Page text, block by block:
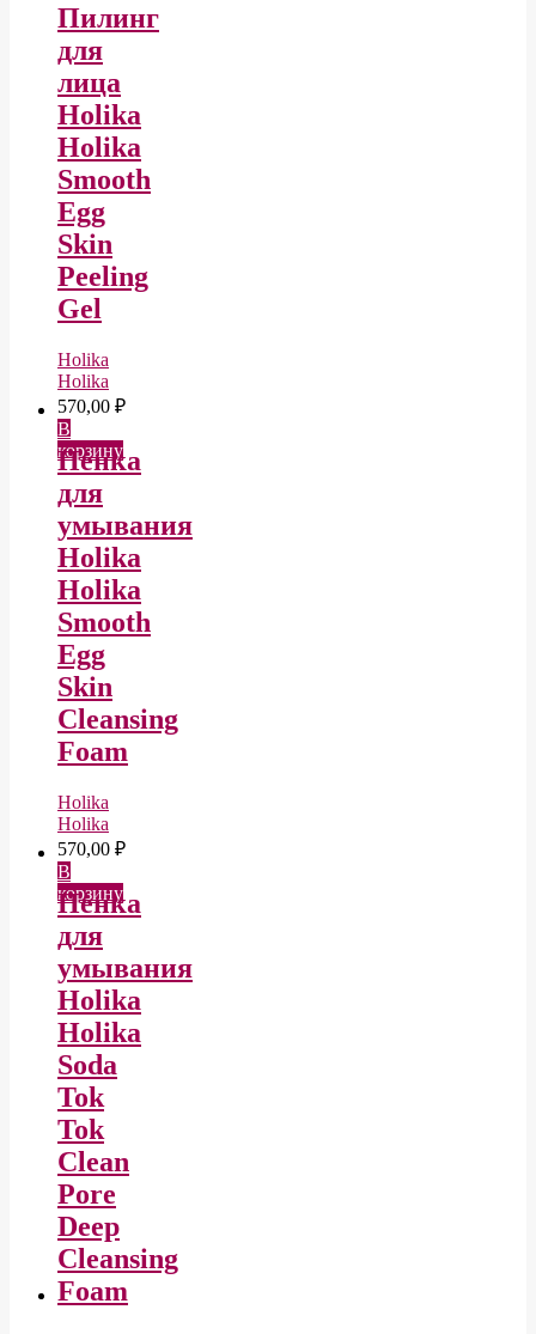
Пилинг
для
лица
Holika
Holika
Smooth
Egg
Skin
Peeling
Gel
Holika
Holika
570,00 ₽
В
корзину
Пенка
для
умывания
Holika
Holika
Smooth
Egg
Skin
Cleansing
Foam
Holika
Holika
570,00 ₽
В
корзину
Пенка
для
умывания
Holika
Holika
Soda
Tok
Tok
Clean
Pore
Deep
Cleansing
Foam